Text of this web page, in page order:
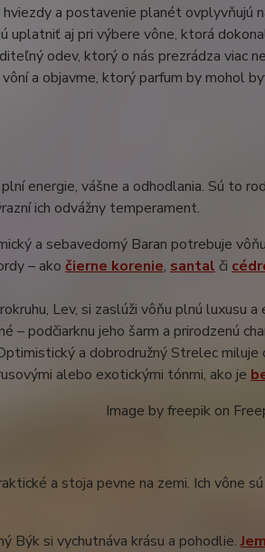
a postavenie planét ovplyvňujú
uplatniť aj pri výbere vône, ktorá
odev, ktorý o nás prezrádza viac
a objavme, ktorý parfum by mohol
energie, vášne a odhodlania. Sú to
ich odvážny temperament.
a sebavedomý Baran potrebuje
– ako čierne korenie, santal či
Lev, si zaslúži vôňu plnú luxusu a
– podčiarknu jeho šarm a prirodzenú
a dobrodružný Strelec miluje
alebo exotickými tónmi, ako je
Image by freepik on
a stoja pevne na zemi. Ich vône
Býk si vychutnáva krásu a pohodlie.